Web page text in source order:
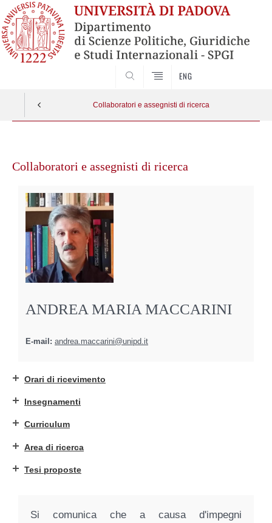
ENG
Collaboratori e assegnisti di ricerca
contenuto
Collaboratori e assegnisti di ricerca
ANDREA MARIA MACCARINI
E-mail: andrea.maccarini@unipd.it
Orari di ricevimento
Insegnamenti
Curriculum
Area di ricerca
Tesi proposte
Si comunica che a causa d'impegni